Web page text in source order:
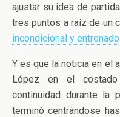
ajustar su idea de
tres puntos a raíz de un
incondicional y entrenado
Y es que la noticia en el
López en el
continuidad durante la
terminó centrándose